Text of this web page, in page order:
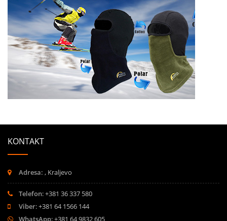
KONTAKT
Adresa: , Kraljevo
Telefon: +381 36 337 580
Viber: +381 64 1566 144
WhatsApp: +381 64 9832 605